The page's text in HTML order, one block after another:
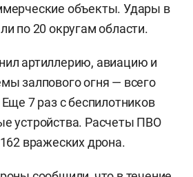
объекты. Удары в
по 20 округам области.
артиллерию, авиацию и
залпового огня — всего
7 раз с беспилотников
устройства. Расчеты ПВО
вражеских дрона.